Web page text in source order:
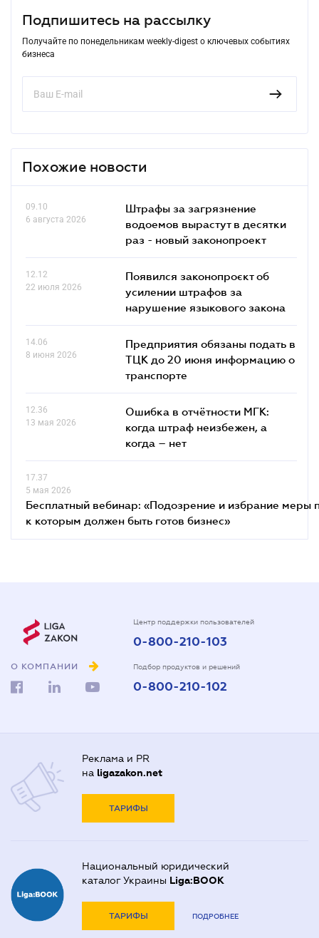
Подпишитесь на рассылку
Получайте по понедельникам weekly-digest о ключевых событиях
бизнеса
Похожие новости
09.10
6 августа 2026
Штрафы за загрязнение
водоемов вырастут в десятки
раз - новый законопроект
12.12
22 июля 2026
Появился законопроєкт об
усилении штрафов за
нарушение языкового закона
14.06
8 июня 2026
Предприятия обязаны подать в
ТЦК до 20 июня информацию о
транспорте
12.36
13 мая 2026
Ошибка в отчётности МГК:
когда штраф неизбежен, а
когда – нет
17.37
5 мая 2026
Бесплатный вебинар: «Подозрение и избрание меры
к которым должен быть готов бизнес»
О КОМПАНИИ
Центр поддержки пользователей
0-800-210-103
Подбор продуктов и решений
0-800-210-102
Реклама и PR
на ligazakon.net
ТАРИФЫ
Национальный юридический
каталог Украины Liga:BOOK
ТАРИФЫ ПОДРОБНЕЕ